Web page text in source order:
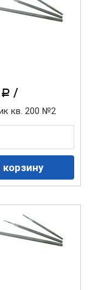
a /
кв. 200 №2